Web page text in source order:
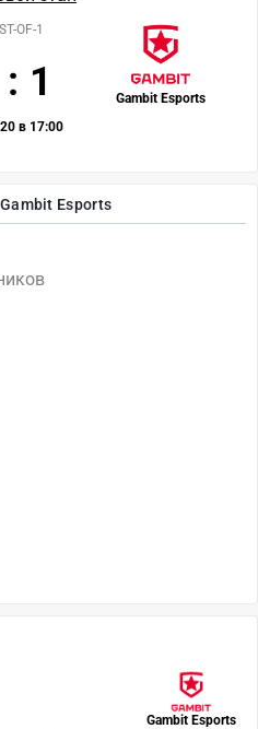
Esports
Gambit Esports
OF-1
: 1
в 17:00
Gambit Esports